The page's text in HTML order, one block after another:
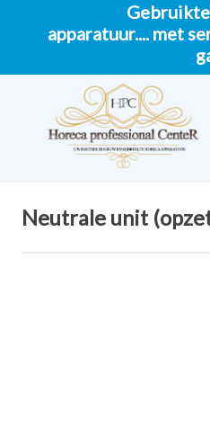
apparatuur.... met
Neutrale unit